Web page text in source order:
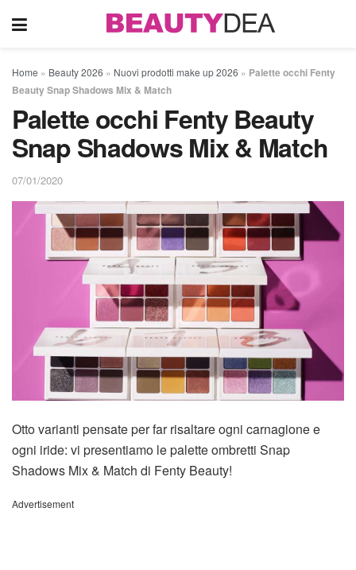
Home » Beauty 2026 » Nuovi prodotti make up 2026 » Palette occhi Fenty
Beauty Snap Shadows Mix & Match
Palette occhi Fenty Beauty
Snap Shadows Mix & Match
07/01/2020
Otto varianti pensate per far risaltare ogni carnagione e
ogni iride: vi presentiamo le palette ombretti Snap
Shadows Mix & Match di Fenty Beauty!
Advertisement